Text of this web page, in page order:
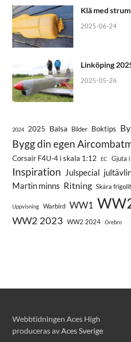
Klä med
2025-06-24
Linköping
2025-05-26
2024 2025 Balsa Bilder Boktips
Bygg din egen
Corsair F4U-4 i skala 1:12 EC Gjuta
Inspiration Julspecial
Martin minns Ritning Skära frigolit
Uppvisning Warbird WW1
WW2 2023 WW2 2024 Örebro
Webbtidningen Aces High
produceras avAces Sverige